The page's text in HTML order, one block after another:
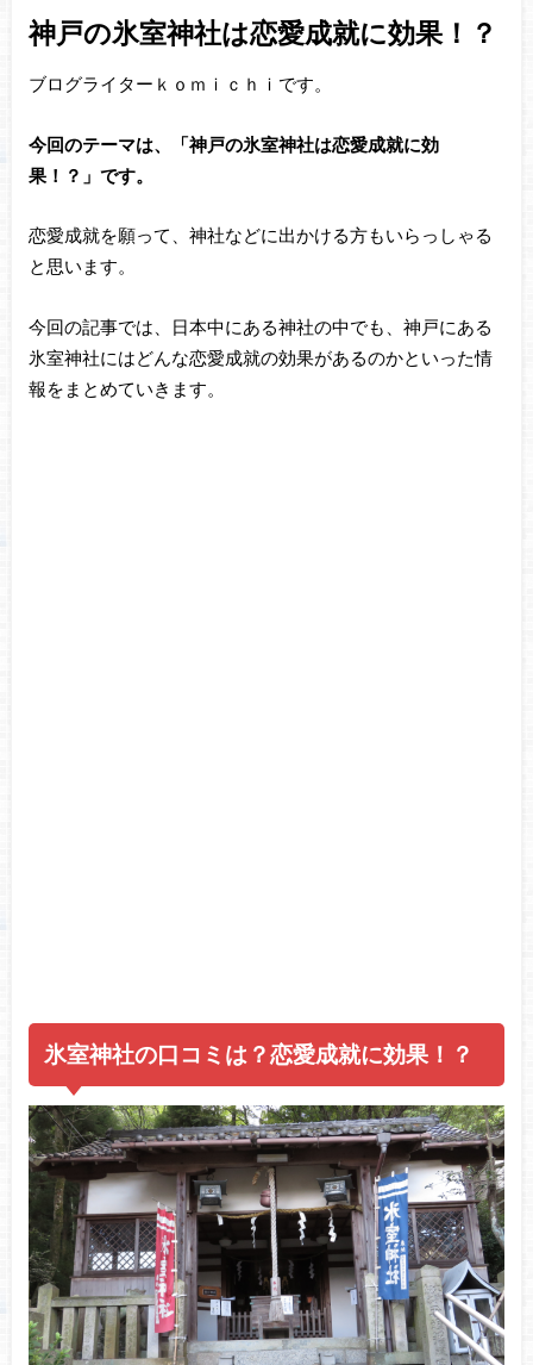
神戸の氷室神社は恋愛成就に効果！？
ブログライターｋｏｍｉｃｈｉです。
今回のテーマは、「神戸の氷室神社は恋愛成就に効
果！？」です。
恋愛成就を願って、神社などに出かける方もいらっしゃる
と思います。
今回の記事では、日本中にある神社の中でも、神戸にある
氷室神社にはどんな恋愛成就の効果があるのかといった情
報をまとめていきます。
氷室神社の口コミは？恋愛成就に効果！？